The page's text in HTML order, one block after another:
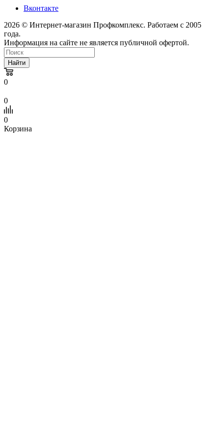
Вконтакте
2026 © Интернет-магазин Профкомплекс. Работаем с 2005
года.
Информация на сайте не является публичной офертой.
Найти
0
0
0
Корзина